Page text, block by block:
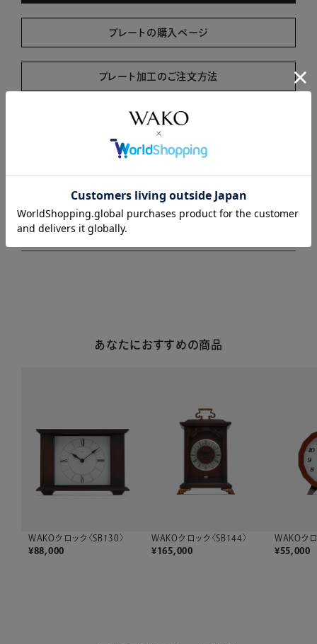
プレートの購入ページ
プレート加工のご注文方法
商品詳細
注意事項・キャンセル・返品
あなたにおすすめの商品
WAKOクロック〈SB130〉
¥88,000
WAKOクロック〈SB144〉
¥165,000
WAKOクロ
¥55,000